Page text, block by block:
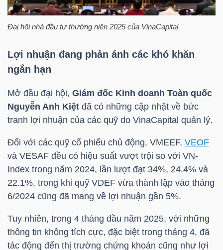
Đại hội nhà đầu tư thường niên 2025 của VinaCapital
Lợi nhuận đang phản ánh các khó khăn
ngắn hạn
Mở đầu đại hội, Giám đốc Kinh doanh Toàn quốc
Nguyễn Anh Kiệt đã có những cập nhật về bức
tranh lợi nhuận của các quỹ do VinaCapital quản lý.
Đối với các quỹ cổ phiếu chủ động, VMEEF, VEOF
và VESAF đều có hiệu suất vượt trội so với VN-
Index trong năm 2024, lần lượt đạt 34%, 24.4% và
22.1%, trong khi quỹ VDEF vừa thành lập vào tháng
6/2024 cũng đã mang về lợi nhuận gần 5%.
Tuy nhiên, trong 4 tháng đầu năm 2025, với những
thông tin không tích cực, đặc biệt trong tháng 4, đã
tác động đến thị trường chứng khoán cũng như lợi
KINH
TẾ
GIỚI
ĐÔNG
TÀI
NHÂN